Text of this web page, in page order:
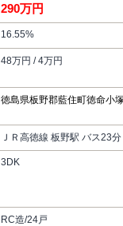
290万円
16.55%
48万円 / 4万円
徳島県板野郡藍住町徳命小
ＪＲ高徳線 板野駅 バス23
3DK
RC造/24戸